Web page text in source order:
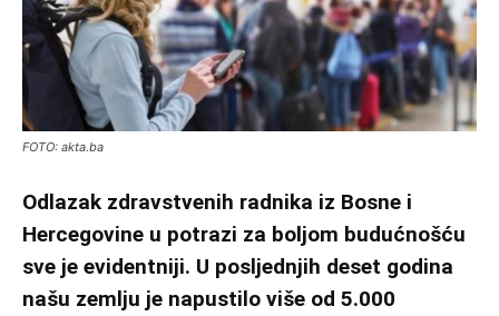
FOTO: akta.ba
Odlazak zdravstvenih radnika iz Bosne i
Hercegovine u potrazi za boljom budućnošću
sve je evidentniji. U posljednjih deset godina
našu zemlju je napustilo više od 5.000